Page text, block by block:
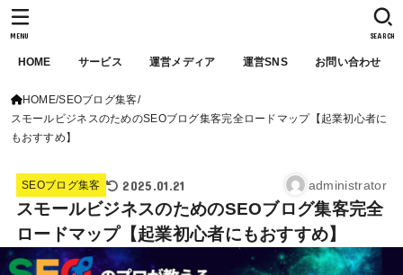
HOME サービス 運営メディア 運営SNS お問い合わせ
SEARCH
MENU
HOME SEOブログ集客
スモールビジネスのためのSEOブログ集客完全ロードマップ【起業初心者に
もおすすめ】
SEOブログ集客 2025.01.21 administrator
スモールビジネスのためのSEOブログ集客完全
ロードマップ【起業初心者にもおすすめ】